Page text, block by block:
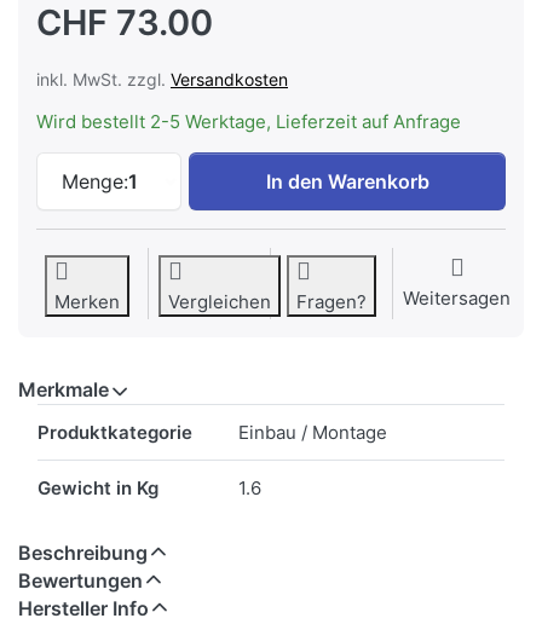
CHF 73.00
inkl. MwSt. zzgl. Versandkosten
Wird bestellt 2-5 Werktage, Lieferzeit auf Anfrage
Menge:1
Electrolux M1DHDRAW82 Inst.Kit für
In den Warenkorb
Merken Vergleichen Fragen? Weitersagen
Merkmale
Produktkategorie Einbau / Montage
Gewicht in Kg 1.6
Beschreibung
Bewertungen
Hersteller Info